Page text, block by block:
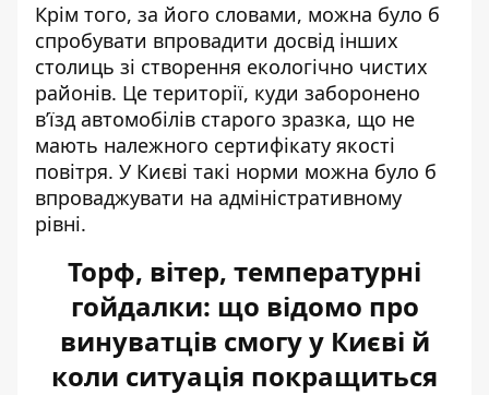
Крім того, за його словами, можна було б
спробувати впровадити досвід інших
столиць зі створення екологічно чистих
районів. Це території, куди заборонено
в’їзд автомобілів старого зразка, що не
мають належного сертифікату якості
повітря. У Києві такі норми можна було б
впроваджувати на адміністративному
рівні.
Торф, вітер, температурні
гойдалки: що відомо про
винуватців смогу у Києві й
коли ситуація покращиться